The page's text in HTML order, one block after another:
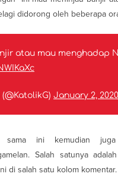
didorong oleh beberapa
atau mau menghadap
January 2, 2020
ini kemudian juga
Salah satunya
di salah satu kolom komentar.